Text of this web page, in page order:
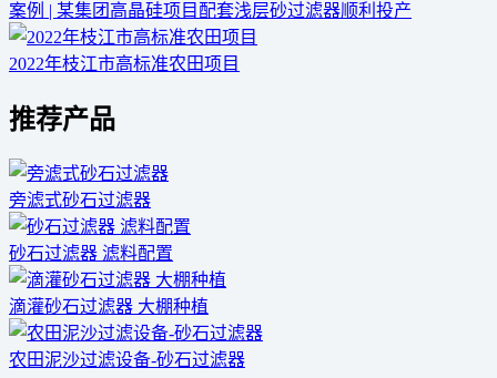
案例 | 某集团高晶硅项目配套浅层砂过滤器顺利投产
2022年枝江市高标准农田项目
推荐产品
旁滤式砂石过滤器
砂石过滤器 滤料配置
滴灌砂石过滤器 大棚种植
农田泥沙过滤设备-砂石过滤器